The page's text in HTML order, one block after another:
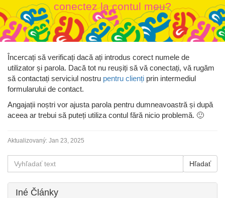
conectez la contul meu?
Încercați să verificați dacă ați introdus corect numele de
utilizator și parola. Dacă tot nu reușiți să vă conectați, vă rugăm
să contactați serviciul nostru pentru clienți prin intermediul
formularului de contact.
Angajații noștri vor ajusta parola pentru dumneavoastră și după
aceea ar trebui să puteți utiliza contul fără nicio problemă. 🙂
Aktualizovaný: Jan 23, 2025
Iné Články